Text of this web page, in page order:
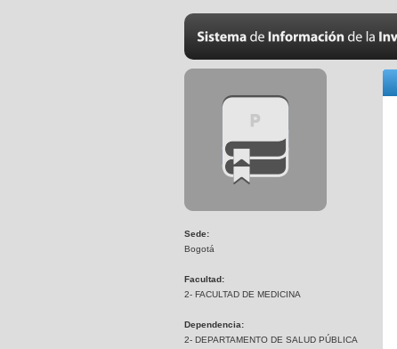
Sede:
Bogotá
Facultad:
2- FACULTAD DE MEDICINA
Dependencia:
2- DEPARTAMENTO DE SALUD PÚBLICA